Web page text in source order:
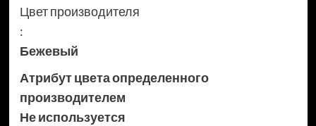
Цвет производителя
:
Бежевый
Атрибут цвета определенного
производителем
Не используется